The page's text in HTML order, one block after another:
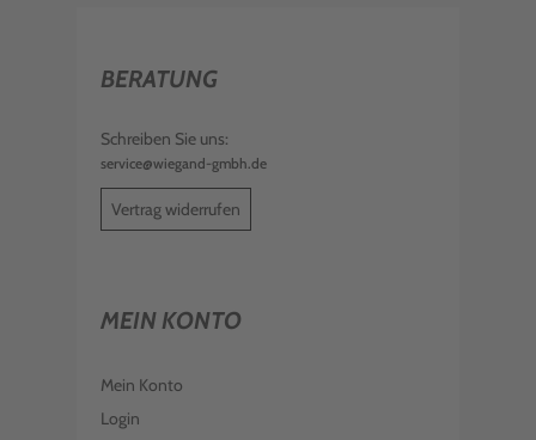
BERATUNG
Schreiben Sie uns:
service@wiegand-gmbh.de
Vertrag widerrufen
MEIN KONTO
Mein Konto
Login